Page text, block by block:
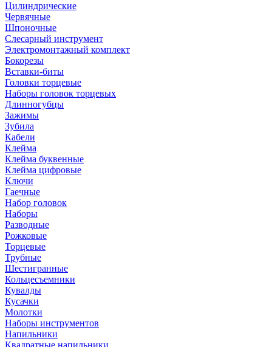
Цилиндрические
Червячные
Шпоночные
Слесарный инструмент
Электромонтажный комплект
Бокорезы
Вставки-биты
Головки торцевые
Наборы головок торцевых
Длинногубцы
Зажимы
Зубила
Кабели
Клейма
Клейма буквенные
Клейма цифровые
Ключи
Гаечные
Набор головок
Наборы
Разводные
Рожковые
Торцевые
Трубные
Шестигранные
Кольцесъемники
Кувалды
Кусачки
Молотки
Наборы инструментов
Напильники
Квадратные напильники